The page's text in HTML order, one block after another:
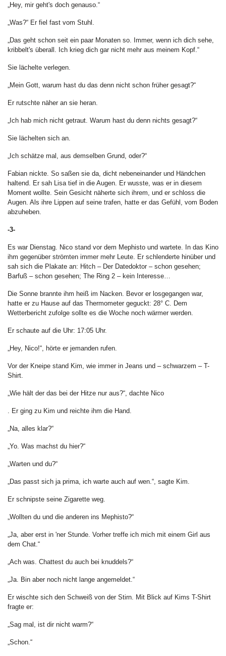
„Hey, mir geht's doch genauso.“
„Was?“ Er fiel fast vom Stuhl.
„Das geht schon seit ein paar Monaten so. Immer, wenn ich dich sehe,
kribbelt's überall. Ich krieg dich gar nicht mehr aus meinem Kopf.“
Sie lächelte verlegen.
„Mein Gott, warum hast du das denn nicht schon früher gesagt?“
Er rutschte näher an sie heran.
„Ich hab mich nicht getraut. Warum hast du denn nichts gesagt?“
Sie lächelten sich an.
„Ich schätze mal, aus demselben Grund, oder?“
Fabian nickte. So saßen sie da, dicht nebeneinander und Händchen
haltend. Er sah Lisa tief in die Augen. Er wusste, was er in diesem
Moment wollte. Sein Gesicht näherte sich ihrem, und er schloss die
Augen. Als ihre Lippen auf seine trafen, hatte er das Gefühl, vom Boden
abzuheben.
-3-
Es war Dienstag. Nico stand vor dem Mephisto und wartete. In das Kino
ihm gegenüber strömten immer mehr Leute. Er schlenderte hinüber und
sah sich die Plakate an: Hitch – Der Datedoktor – schon gesehen;
Barfuß – schon gesehen; The Ring 2 – kein Interesse…
Die Sonne brannte ihm heiß im Nacken. Bevor er losgegangen war,
hatte er zu Hause auf das Thermometer geguckt: 28° C. Dem
Wetterbericht zufolge sollte es die Woche noch wärmer werden.
Er schaute auf die Uhr: 17:05 Uhr.
„Hey, Nico!“, hörte er jemanden rufen.
Vor der Kneipe stand Kim, wie immer in Jeans und – schwarzem – T-
Shirt.
„Wie hält der das bei der Hitze nur aus?“, dachte Nico
. Er ging zu Kim und reichte ihm die Hand.
„Na, alles klar?“
„Yo. Was machst du hier?“
„Warten und du?“
„Das passt sich ja prima, ich warte auch auf wen.“, sagte Kim.
Er schnipste seine Zigarette weg.
„Wollten du und die anderen ins Mephisto?“
„Ja, aber erst in 'ner Stunde. Vorher treffe ich mich mit einem Girl aus
dem Chat.“
„Ach was. Chattest du auch bei knuddels?“
„Ja. Bin aber noch nicht lange angemeldet.“
Er wischte sich den Schweiß von der Stirn. Mit Blick auf Kims T-Shirt
fragte er:
„Sag mal, ist dir nicht warm?“
„Schon.“